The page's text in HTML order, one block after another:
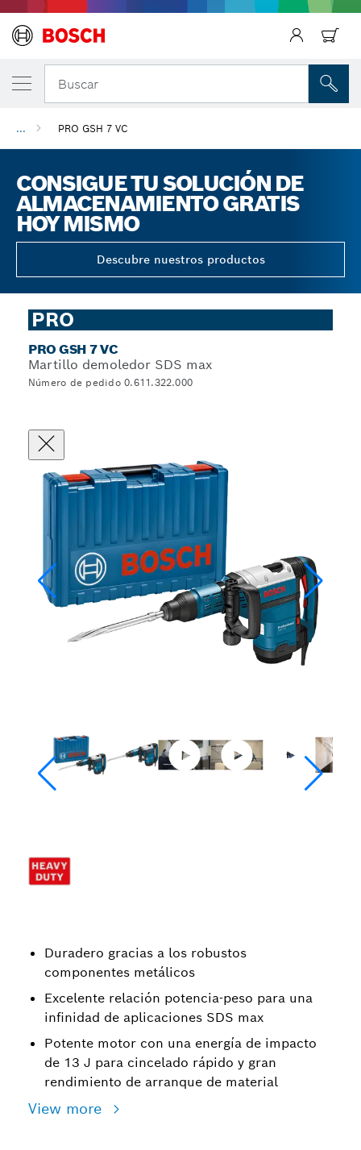
Buscar
... PRO GSH 7 VC
CONSIGUE TU SOLUCIÓN DE
ALMACENAMIENTO GRATIS
HOY MISMO
Descubre nuestros productos
PRO
PRO GSH 7 VC
Martillo demoledor SDS max
Número de pedido 0.611.322.000
Duradero gracias a los robustos
componentes metálicos
Excelente relación potencia-peso para una
infinidad de aplicaciones SDS max
Potente motor con una energía de impacto
de 13 J para cincelado rápido y gran
rendimiento de arranque de material
View more